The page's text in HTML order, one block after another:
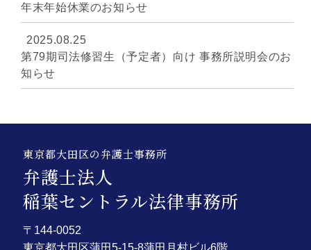
年末年始休業のお知らせ
2025.08.25
第79期司法修習生（予定者）向け 事務所説明会のお
知らせ
東京都大田区の弁護士事務所
弁護士法人
稲葉セントラル法律事務所
〒144-0052
東京都大田区蒲田5-15-8蒲田月村ビル6階